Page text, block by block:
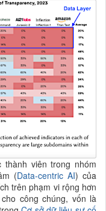
viên trong nhóm
(Data-centric AI) của
trên phạm vi rộng hơn
công chúng, vốn là